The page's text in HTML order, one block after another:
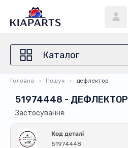
Каталог
Головна Пошук дефлектор
51974448 - ДЕФЛЕКТОР
Застосування:
Код деталі
51974448